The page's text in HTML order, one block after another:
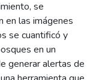
se
en las imágenes
se cuantificó y
en un
generar alertas de